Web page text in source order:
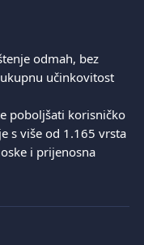
odmah, bez
učinkovitost
poboljšati korisničko
s više od 1.165 vrsta
i prijenosna